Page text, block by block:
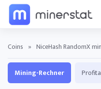
Coins » NiceHash RandomX
Mining-Rechner